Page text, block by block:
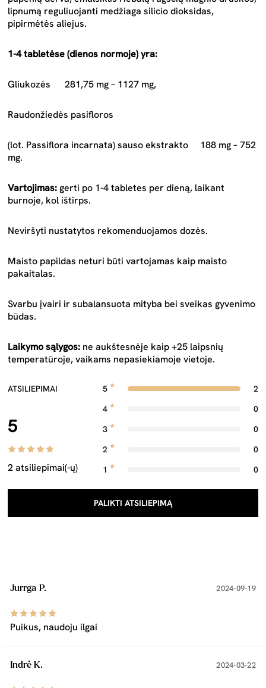
lipnumą reguliuojanti medžiaga silicio dioksidas,
pipirmėtės aliejus.
1-4 tabletėse (dienos normoje) yra:
Gliukozės 281,75 mg – 1127 mg,
Raudonžiedės pasifloros
(lot. Passiflora incarnata) sauso ekstrakto
188 mg – 752
mg.
Vartojimas:gerti po 1-4 tabletes per dieną, laikant
burnoje, kol ištirps.
Neviršyti nustatytos rekomenduojamos dozės.
Maisto papildas neturi būti vartojamas kaip maisto
pakaitalas.
Svarbu įvairi ir subalansuota mityba bei sveikas gyvenimo
būdas.
Laikymo sąlygos: ne aukštesnėje kaip +25 laipsnių
temperatūroje, vaikams nepasiekiamoje vietoje.
ATSILIEPIMAI
5
2 atsiliepimai(-ų)
5
2
4
0
3
0
2
0
1
0
PALIKTI ATSILIEPIMĄ
Jurrga P. 2024-09-19
Puikus, naudoju ilgai
Indrė K. 2024-03-22